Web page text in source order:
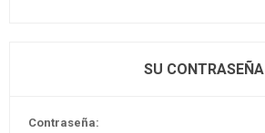
SU CONTRASEÑA
Contraseña: